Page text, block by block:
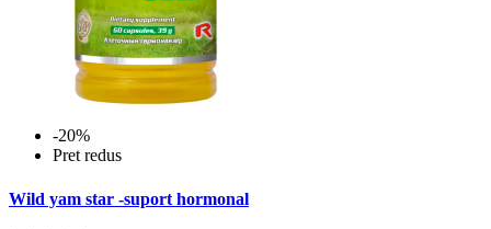
-20%
Pret redus
Wild yam star -suport hormonal